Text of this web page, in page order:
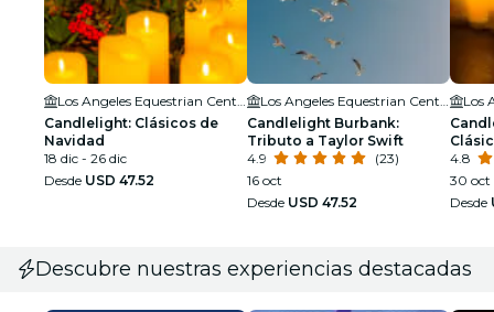
Candlelight: Clásicos de
Navidad
18 dic - 26 dic
Desde USD 47.52
Candlelight Burbank:
Tributo a Taylor Swift
4.9
(23)
16 oct
Desde USD 47.52
4.8
30 oct
Desde
Descubre nuestras experiencias destacadas